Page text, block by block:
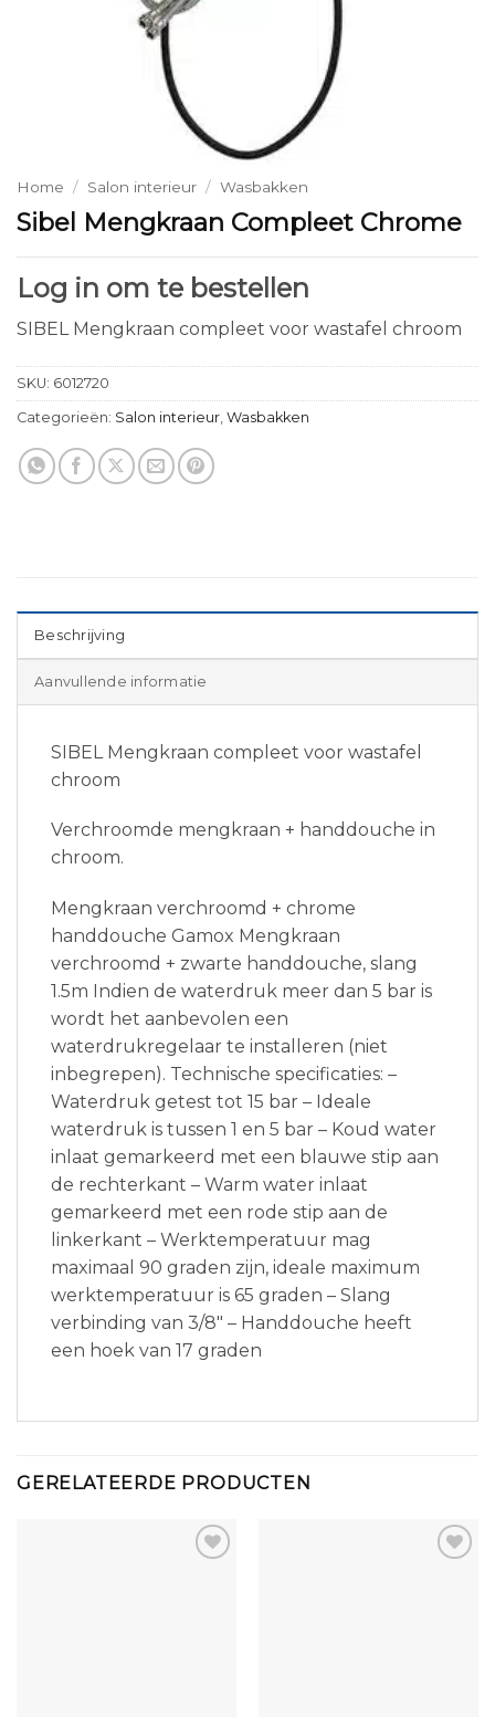
Home / Salon interieur / Wasbakken
Sibel Mengkraan Compleet Chrome
Log in om te bestellen
SIBEL Mengkraan compleet voor wastafel chroom
SKU: 6012720
Categorieën: Salon interieur Wasbakken
Beschrijving
Aanvullende informatie
SIBEL Mengkraan compleet voor wastafel
chroom
Verchroomde mengkraan + handdouche in
chroom.
Mengkraan verchroomd + chrome
handdouche Gamox Mengkraan
verchroomd + zwarte handdouche, slang
1.5m Indien de waterdruk meer dan 5 bar is
wordt het aanbevolen een
waterdrukregelaar te installeren (niet
inbegrepen). Technische specificaties: –
Waterdruk getest tot 15 bar – Ideale
waterdruk is tussen 1 en 5 bar – Koud water
inlaat gemarkeerd met een blauwe stip aan
de rechterkant – Warm water inlaat
gemarkeerd met een rode stip aan de
linkerkant – Werktemperatuur mag
maximaal 90 graden zijn, ideale maximum
werktemperatuur is 65 graden – Slang
verbinding van 3/8″ – Handdouche heeft
een hoek van 17 graden
GERELATEERDE PRODUCTEN